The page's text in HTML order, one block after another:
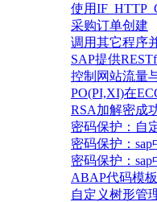
使用
采购订单创建
调用其它程序
SAP提供
控制网站流量
PO(PI,XI)在
RSA加解密成
密码保护：自
密码保护：
密码保护：
ABAP代码模
自定义树形管